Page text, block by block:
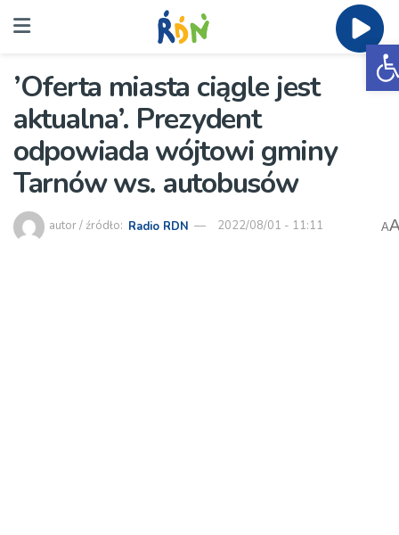
’Oferta miasta ciągle jest
aktualna’. Prezydent
odpowiada wójtowi gminy
Tarnów ws. autobusów
autor / źródło: Radio RDN 2022/08/01 - 11:11 A